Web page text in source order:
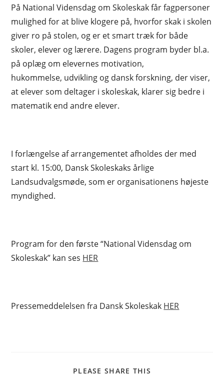
På National Vidensdag om Skoleskak får fagpersoner
mulighed for at blive klogere på, hvorfor skak i skolen
giver ro på stolen, og er et smart træk for både
skoler, elever og lærere. Dagens program byder bl.a.
på oplæg om elevernes motivation,
hukommelse, udvikling og dansk forskning, der viser,
at elever som deltager i skoleskak, klarer sig bedre i
matematik end andre elever.
I forlængelse af arrangementet afholdes der med
start kl. 15:00, Dansk Skoleskaks årlige
Landsudvalgsmøde, som er organisationens højeste
myndighed.
Program for den første “National Vidensdag om
Skoleskak” kan ses HER
Pressemeddelelsen fra Dansk Skoleskak HER
PLEASE SHARE THIS